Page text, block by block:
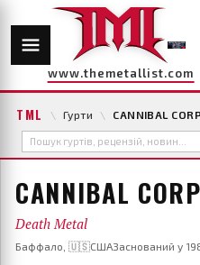
www.themetallist.com
TML \ Гурти \ CANNIBAL
CANNIBAL
Death Metal
Баффало, 🇺🇸СШАЗаснований у